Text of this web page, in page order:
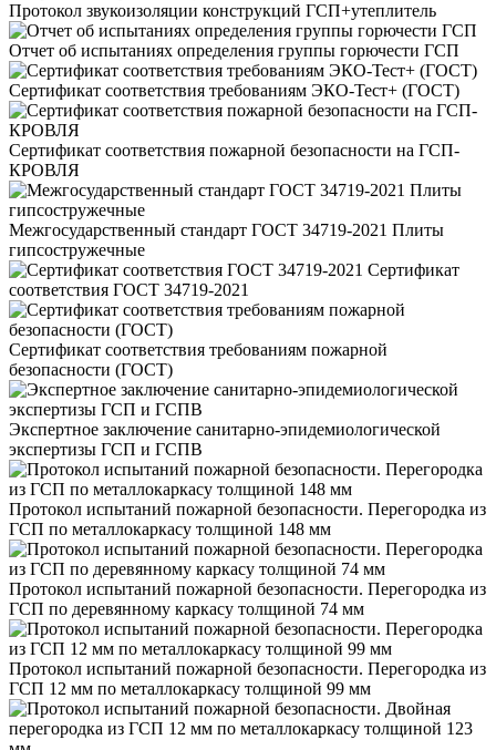
Протокол звукоизоляции конструкций ГСП+утеплитель
Отчет об испытаниях определения группы горючести ГСП
Сертификат соответствия требованиям ЭКО-Тест+ (ГОСТ)
Сертификат соответствия пожарной безопасности на ГСП-
КРОВЛЯ
Межгосударственный стандарт ГОСТ 34719-2021 Плиты
гипсостружечные
Сертификат
соответствия ГОСТ 34719-2021
Сертификат соответствия требованиям пожарной
безопасности (ГОСТ)
Экспертное заключение санитарно-эпидемиологической
экспертизы ГСП и ГСПВ
Протокол испытаний пожарной безопасности. Перегородка из
ГСП по металлокаркасу толщиной 148 мм
Протокол испытаний пожарной безопасности. Перегородка из
ГСП по деревянному каркасу толщиной 74 мм
Протокол испытаний пожарной безопасности. Перегородка из
ГСП 12 мм по металлокаркасу толщиной 99 мм